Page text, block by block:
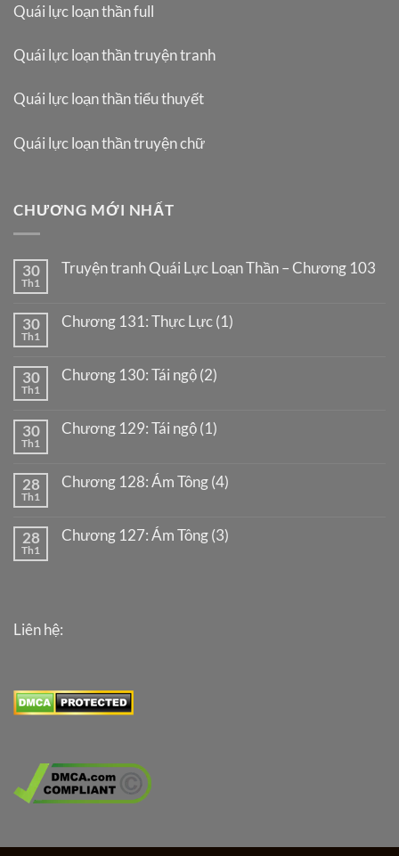
Quái lực loạn thần full
Quái lực loạn thần truyện tranh
Quái lực loạn thần tiểu thuyết
Quái lực loạn thần truyện chữ
CHƯƠNG MỚI NHẤT
30
Th1
Truyện tranh Quái Lực Loạn Thần – Chương 103
30
Th1
Chương 131: Thực Lực (1)
30
Th1
Chương 130: Tái ngộ (2)
30
Th1
Chương 129: Tái ngộ (1)
28
Th1
Chương 128: Ám Tông (4)
28
Th1
Chương 127: Ám Tông (3)
Liên hệ: